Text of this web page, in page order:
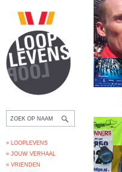
» LOOPLEVENS
» JOUW VERHAAL
» VRIENDEN